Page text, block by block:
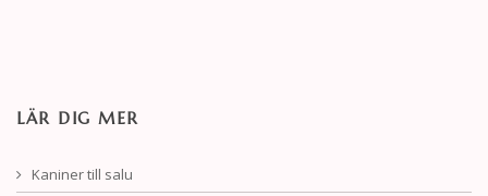
LÄR DIG MER
Kaniner till salu